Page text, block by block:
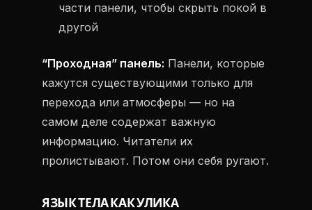
части панели, чтобы скрыть покой в
другой
“Проходная” панель: Панели, которые
кажутся существующими только для
перехода или атмосферы — но на
самом деле содержат важную
информацию. Читатели их
пролистывают. Потом они себя ругают.
ЯЗЫК ТЕЛА КАК УЛИКА